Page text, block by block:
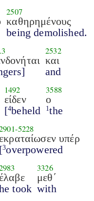
2507
καθηρημένους
being demolished.
2532
και
and
1492
είδεν
[4beheld
3588
ο
1the
-5228
εκραταίωσεν υπέρ
[3overpowered
έλαβε
took
3326
μεθ΄
with